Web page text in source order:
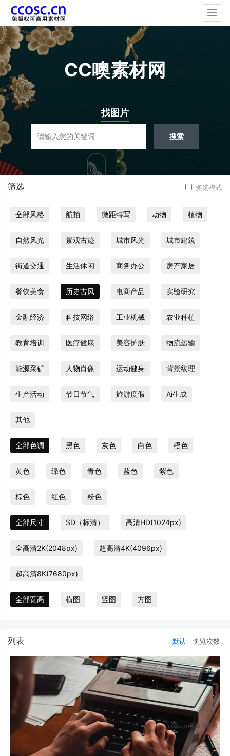
CC噢素材网
找图片
搜索
筛选 多选模式
全部风格 航拍 微距特写 动物 植物
自然风光 景观古迹 城市风光 城市建筑
街道交通 生活休闲 商务办公 房产家居
餐饮美食 历史古风 电商产品 实验研究
金融经济 科技网络 工业机械 农业种植
教育培训 医疗健康 美容护肤 物流运输
能源采矿 人物肖像 运动健身 背景纹理
生产活动 节日节气 旅游度假 Ai生成
其他
全部色调 黑色 灰色 白色 橙色
黄色 绿色 青色 蓝色 紫色
棕色 红色 粉色
全部尺寸 SD（标清） 高清HD(1024px)
全高清2K(2048px) 超高清4K(4096px)
超高清8K(7680px)
全部宽高 横图 竖图 方图
列表 默认 浏览次数